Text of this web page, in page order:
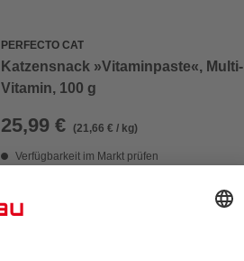
PERFECTO CAT
Katzensnack »Vitaminpaste«, Multi-
Vitamin, 100 g
25,99 € (21,66 € / kg)
Verfügbarkeit im Markt prüfen
Zustellung 15.08. - 18.08.